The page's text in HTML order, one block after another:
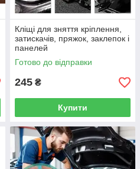
Кліщі для зняття кріплення,
затискачів, пряжок, заклепок і
панелей
Готово до відправки
245 ₴
Купити